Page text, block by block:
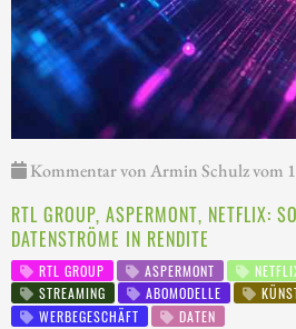
Kommentar von Armin Schulz vom
RTL GROUP, ASPERMONT, NETFLIX:
DATENSTRÖME IN RENDITE
RTL GROUP ASPERMONT
STREAMING
ABOMODELLE
WERBEGESCHÄFT
DATEN